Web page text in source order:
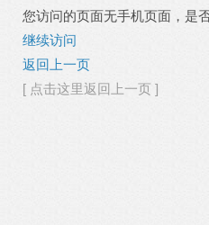
您访问的页面无手机页面，是
继续访问
返回上一页
[ 点击这里返回上一页 ]